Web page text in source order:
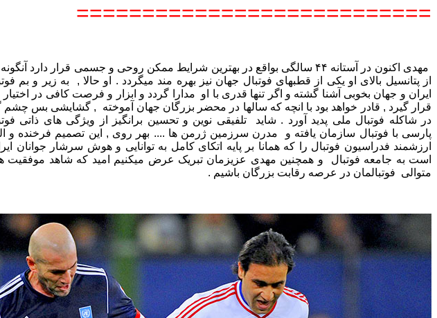
===========================
مهدی اکنون در آستانه ۴۴ سالگی بواقع در بهترین شرایط ممکن روحی و جسمی قرار دارد
از پتانسیل بالای او یکی از قطبهای فوتبال جهان نیز بهره مند میگردد . او حالا , به زیر و بم
ایران و جهان بخوبی آشنا گشته و اگر تنها قدری با او مدارا گردد و ابزار و فرصت کافی در
قرار گیرد , قادر خواهد بود با انچه که سالها در محضر بزرگان جهان آموخته , گشایشی بس چشم
در شاکله فوتبال ملی پدید آورد . شاید تلفیقی نوین و تحسین برانگیز از ویژگی های ذاتی
پارسی با فوتبال سازمان یافته و مدرن سرزمین ژرمن ها .... بهر روی , این تصمیم فرخنده و
ارزشمند فدراسیون فوتبال را که همانا بر پایه اتکای کامل به توانایی و هوش سرشار جوانان
است به جامعه فوتبال و همچنین مهدی عزیزمان تبریک عرض میکنیم امید که شاهد موفقیت
متوالی فوتبالمان در عرصه رقابت بزرگان باشیم .